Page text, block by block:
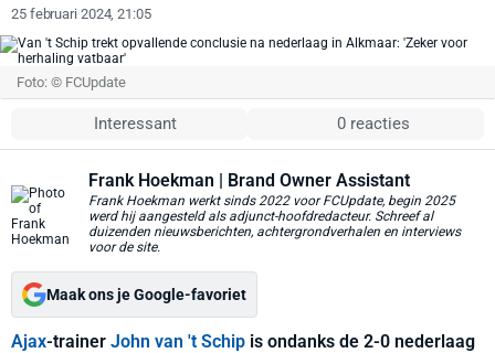
25 februari 2024, 21:05
Foto: © FCUpdate
Interessant 0 reacties
Frank Hoekman | Brand Owner Assistant
Frank Hoekman werkt sinds 2022 voor FCUpdate, begin 2025
werd hij aangesteld als adjunct-hoofdredacteur. Schreef al
duizenden nieuwsberichten, achtergrondverhalen en interviews
voor de site.
Maak ons je Google-favoriet
Ajax-trainer John van 't Schip is ondanks de 2-0 nederlaag